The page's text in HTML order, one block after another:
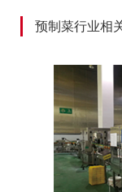
预制菜行业相